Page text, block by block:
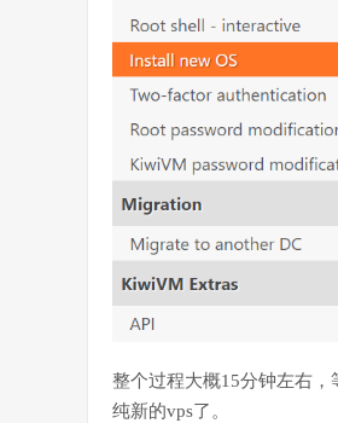
整个过程大概15分钟左右
纯新的vps了。